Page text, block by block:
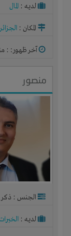
لديـه : المال
المكان : الجزائر
آخر ظهور: : منذ 2
منصور
الجنس : ذكر
لديـه :